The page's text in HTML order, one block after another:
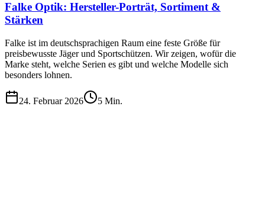
Falke Optik: Hersteller-Porträt, Sortiment &
Stärken
Falke ist im deutschsprachigen Raum eine feste Größe für
preisbewusste Jäger und Sportschützen. Wir zeigen, wofür die
Marke steht, welche Serien es gibt und welche Modelle sich
besonders lohnen.
24. Februar 2026 5 Min.